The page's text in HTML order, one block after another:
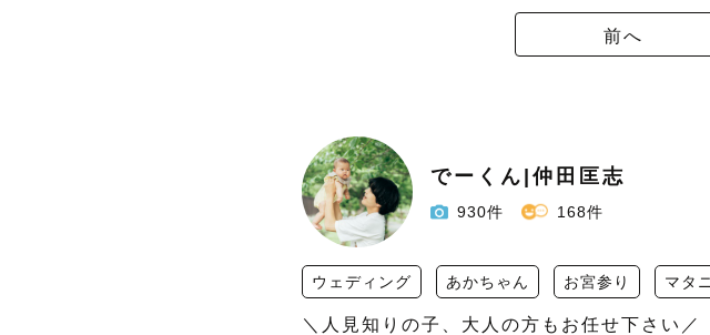
前へ
でーくん|仲田匡志
930件 168件
ウェディング あかちゃん お宮参り マタ
＼人見知りの子、大人の方もお任せ下さい／